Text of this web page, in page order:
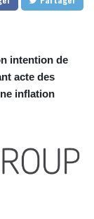
intention de
acte des
inflation